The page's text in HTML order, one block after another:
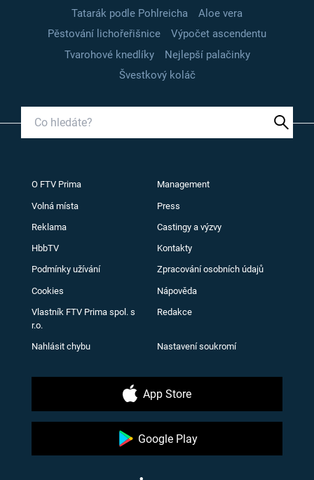
Tatarák podle Pohlreicha
Aloe vera
Pěstování lichořeřišnice
Výpočet ascendentu
Tvarohové knedlíky
Nejlepší palačinky
Švestkový koláč
O FTV Prima Management
Volná místa Press
Reklama Castingy a výzvy
HbbTV Kontakty
Podmínky užívání Zpracování osobních údajů
Cookies Nápověda
Vlastník FTV Prima spol. s
r.o.
Redakce
Nahlásit chybu Nastavení soukromí
App Store
Google Play